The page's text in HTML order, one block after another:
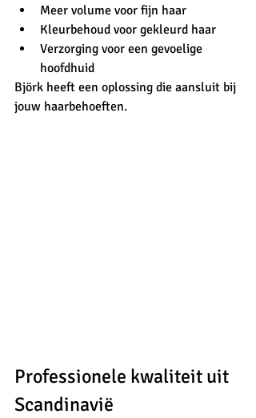
Meer volume voor fijn haar
Kleurbehoud voor gekleurd haar
Verzorging voor een gevoelige
hoofdhuid
Björk heeft een oplossing die aansluit bij
jouw haarbehoeften.
Professionele kwaliteit uit
Scandinavië